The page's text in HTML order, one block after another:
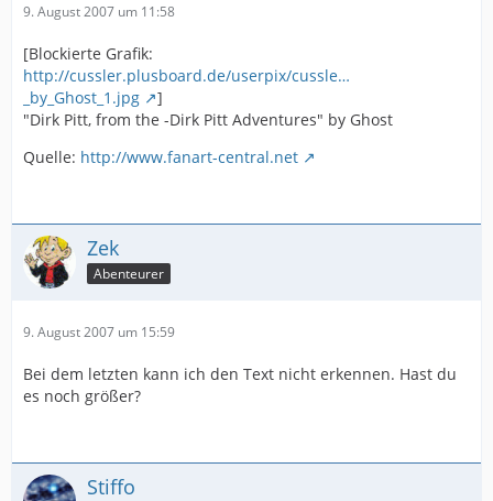
9. August 2007 um 11:58
[Blockierte Grafik:
http://cussler.plusboard.de/userpix/cussle…
_by_Ghost_1.jpg
]
"Dirk Pitt, from the -Dirk Pitt Adventures" by Ghost
Quelle: http://www.fanart-central.net
Zek
Abenteurer
9. August 2007 um 15:59
Bei dem letzten kann ich den Text nicht erkennen. Hast du
es noch größer?
Stiffo